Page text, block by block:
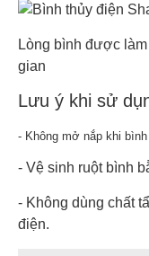
Lòng bình được
gian
Lưu ý khi sử
- Không mở nắp khi
- Vệ sinh ruột bình
- Không dùng chất
điện.